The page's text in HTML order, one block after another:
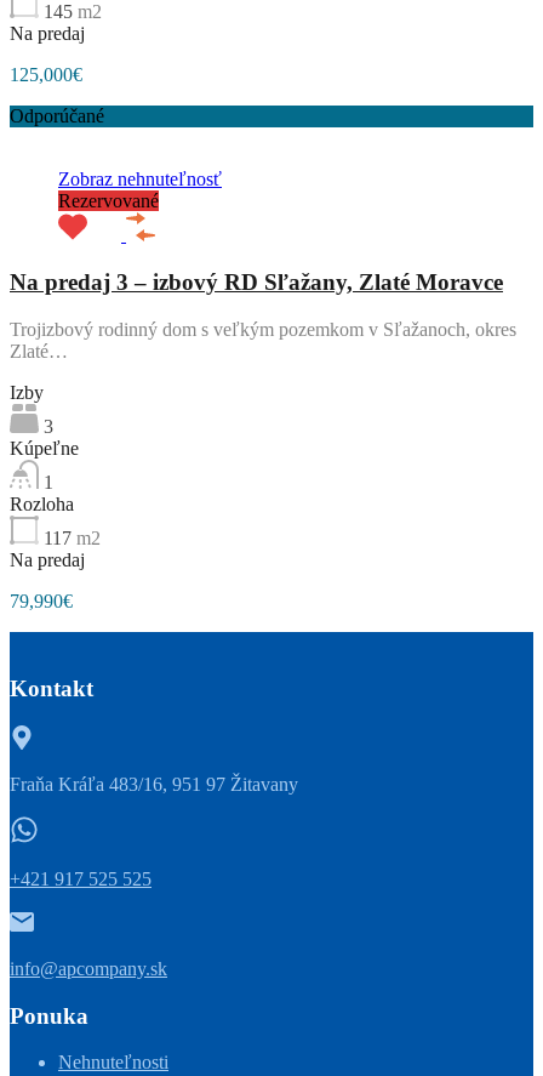
145 m2
Na predaj
125,000€
Odporúčané
Zobraz nehnuteľnosť
Rezervované
Na predaj 3 – izbový RD Sľažany, Zlaté Moravce
Trojizbový rodinný dom s veľkým pozemkom v Sľažanoch, okres
Zlaté…
Izby
3
Kúpeľne
1
Rozloha
117 m2
Na predaj
79,990€
Kontakt
Fraňa Kráľa 483/16, 951 97 Žitavany
+421 917 525 525
info@apcompany.sk
Ponuka
Nehnuteľnosti